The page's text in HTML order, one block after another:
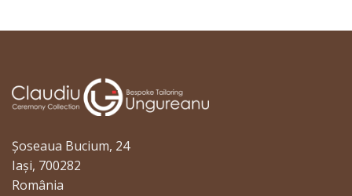
Șoseaua Bucium, 24
Iași, 700282
România